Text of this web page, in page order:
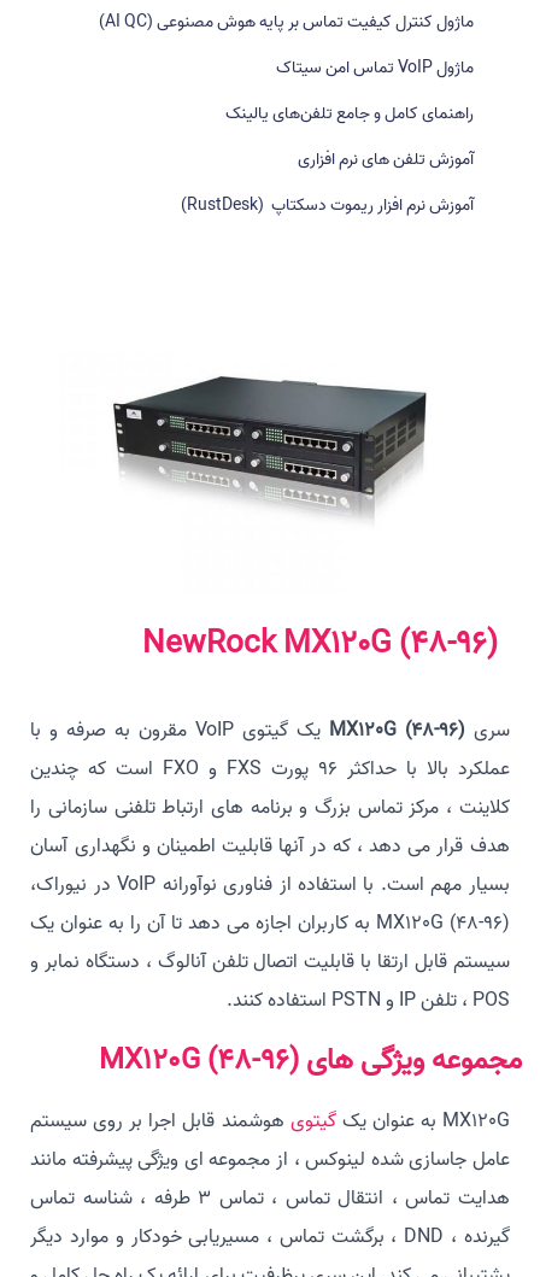
ماژول کنترل کیفیت تماس بر پایه هوش مصنوعی (AI QC)
ماژول VoIP تماس امن سیتاک
راهنمای کامل و جامع تلفن‌های یالینک
آموزش تلفن های نرم افزاری
آموزش نرم افزار ریموت دسکتاپ (RustDesk)
NewRock MX120G (48-96)
سری MX120G (48-96)
یک گیتوی VoIP مقرون به صرفه و با
عملکرد بالا با حداکثر 96 پورت FXS و FXO است که چندین
کلاینت ، مرکز تماس بزرگ و برنامه های ارتباط تلفنی سازمانی را
هدف قرار می دهد ، که در آنها قابلیت اطمینان و نگهداری آسان
بسیار مهم است. با استفاده از فناوری نوآورانه VoIP در نیوراک،
MX120G (48-96) به کاربران اجازه می دهد تا آن را به عنوان یک
سیستم قابل ارتقا با قابلیت اتصال تلفن آنالوگ ، دستگاه نمابر و
POS ، تلفن IP و PSTN استفاده کنند.
مجموعه ویژگی های MX120G (48-96)
MX120G به عنوان یک گیتوی هوشمند قابل اجرا بر روی سیستم
عامل جاسازی شده لینوکس ، از مجموعه ای ویژگی پیشرفته مانند
هدایت تماس ، انتقال تماس ، تماس 3 طرفه ، شناسه تماس
گیرنده ، DND ، برگشت تماس ، مسیریابی خودکار و موارد دیگر